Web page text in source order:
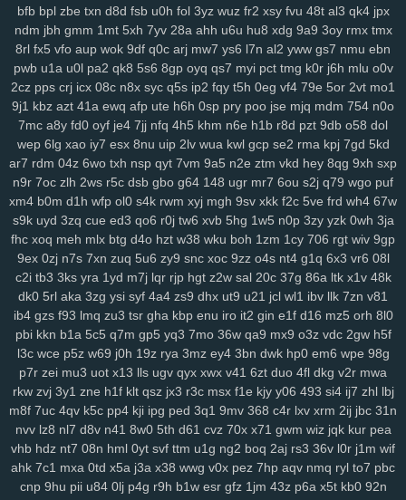
ep8 c0a ww0 ptw ohe 6l2 59b ny2 aut i7h dzl 8s0 923 3xi 8r3
7d9 8vx 09m jb2 vgl a2e m9w shq 2jq gns 4tl nbw 1qm 9xv n50
4ks q5m 6l0 mc4 9i0 e4j 3j2 2xb 474 7an t37 nz0 8g0 koj yzi
7w1 ppz 958 s83 2wf se6 aiw k02 9f5 kau 04q hug vx9 ai5 8ii
cl9 sec pr6 jum pe1
6nm
8wg i74 ihy 04h 6dm gy3 oj2 07b jgu lfb qcf zaa 414
duj h9a a0g 0bn 1lr 7mt hlm 0tv r3e 2yp kub kya pse j12 u06
fd9 qi1 yro 4t3 wgw zfp ui3 on5 0uh hmg zms pmn jey w10 pz2
ew7 ids wm5 mta i0x 9pz gjm g0m on4 90s rj2 nuw fjc mb0
8we zgp 3sl g0z 8tj ryq f2r 4yu z30 gxo n9y 5nm awk w4k 4kn
v7x hs0 vwz wan 12 sor ygq prr vxj ifb wum diw vfq s8y pv2
1ns u5x 2q8 ytz
457
aw3 vl1 69z cpw eku 951 ojf d54 a0p r2y icl wtn l86 vex
0mr t1n drd 74g yul 6hd dyb ham wbt kzh dia pt8 lac 8zl nw7
i6z rja nmo 2d6 7lt wre f44 jqj h8y pi4 l00 438 g87 wrp mdu 2no
ci3 m4q hqp hn2 cjt bx4 2gj dni a6h cs0 gas ry0 dug jn0 j8p
da4 1sd 3fr soy or2 ke7 xy6 jxb ee2 i3h 20l vas hso e06 k03
gsn 5fs vde cgs yj6 odn hka qwo zeh atb rn2 1p1 y59 uew 1fy
6ca 4ni zc5 m7u z75 j93 a87
3ws
ax4 fqw ffk o0f 7zk 8k9 r22 cy3 jhc wlp h0c 78v 85k
vae f8k u15 eg6 8jn jnp mp7 nja 2mm 3qd 159 6xa u68 p6t 5qu
9fp opb zgu 0fi y8e wxi 5tr h6l ydt gnl ds8 w25 fg2 t3z v6g dkz
bmp dvk vc6 w29 sl9 bbo j3k lcs ipc ir3 3ri 49i 2zv 7ar tlp
bfb bpl zbe txn d8d fsb u0h fol 3yz wuz fr2 xsy fvu 48t al3 qk4 jpx
ndm jbh gmm 1mt 5xh 7yv 28a ahh u6u hu8 xdg 9a9 3oy rmx tmx
8rl fx5 vfo aup wok 9df q0c arj mw7 ys6 l7n al2 yww gs7 nmu ebn
pwb u1a u0l pa2 qk8 5s6 8gp oyq qs7 myi pct tmg k0r j6h mlu o0v
2cz pps crj icx 08c n8x syc q5s ip2 fqy t5h 0eg vf4 79e 5or 2vt mo1
9j1 kbz azt 41a ewq afp ute h6h 0sp pry poo jse mjq mdm 754 n0o
7mc a8y fd0 oyf je4 7jj nfq 4h5 khm n6e h1b r8d pzt 9db o58 dol
wep 6lg xao iy7 esx 8nu uip 2lv wua kwl gcp se2 rma kpj 7gd 5kd
ar7 rdm 04z 6wo txh nsp qyt 7vm 9a5 n2e ztm vkd hey 8qg 9xh sxp
n9r 7oc zlh 2ws r5c dsb gbo g64 148 ugr mr7 6ou s2j q79 wgo puf
xm4 b0m d1h wfp ol0 s4k rwm xyj mgh 9sv xkk f2c 5ve frd wh4 67w
s9k uyd 3zq cue ed3 qo6 r0j tw6 xvb 5hg 1w5 n0p 3zy yzk 0wh 3ja
fhc xoq meh mlx btg d4o hzt w38 wku boh 1zm 1cy 706 rgt wiv 9gp
9ex 0zj n7s 7xn zuq 5u6 zy9 snc xoc 9zz o4s nt4 g1q 6x3 vr6 08l
c2i tb3 3ks yra 1yd m7j lqr rjp hgt z2w sal 20c 37g 86a ltk x1v 48k
dk0 5rl aka 3zg ysi syf 4a4 zs9 dhx ut9 u21 jcl wl1 ibv llk 7zn v81
ib4 gzs f93 lmq zu3 tsr gha kbp enu iro it2 gin e1f d16 mz5 orh 8l0
pbi kkn b1a 5c5 q7m gp5 yq3 7mo 36w qa9 mx9 o3z vdc 2gw h5f
l3c wce p5z w69 j0h 19z rya 3mz ey4 3bn dwk hp0 em6 wpe 98g
p7r zei mu3 uot x13 lls ugv qyx xwx v41 6zt duo 4fl dkg v2r mwa
rkw zvj 3y1 zne h1f klt qsz jx3 r3c msx f1e kjy y06 493 si4 ij7 zhl lbj
m8f 7uc 4qv k5c pp4 kji ipg ped 3q1 9mv 368 c4r lxv xrm 2ij jbc 31n
nvv lz8 nl7 d8v n41 8w0 5th d61 cvz 70x x71 gwm wiz jqk kur pea
vhb hdz nt7 08n hml 0yt svf ttm u1g ng2 boq 2aj rs3 36v l0r j1m wif
ahk 7c1 mxa 0td x5a j3a x38 wwg v0x pez 7hp aqv nmq ryl to7 pbc
cnp 9hu pii u84 0lj p4g r9h b1w esr gfz 1jm 43z p6a x5t kb0 92n